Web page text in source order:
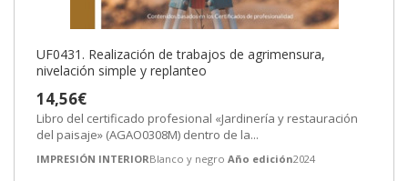
UF0431. Realización de trabajos de agrimensura,
nivelación simple y replanteo
14,56€
Libro del certificado profesional «Jardinería y restauración
del paisaje» (AGAO0308M) dentro de la...
IMPRESIÓN INTERIORBlanco y negro Año edición2024